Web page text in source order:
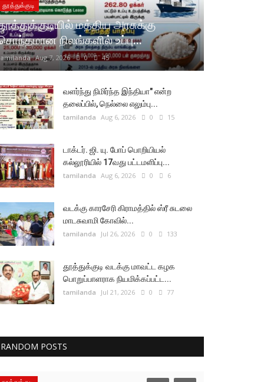
தூத்துக்குடி
மத்திய அரசுக்கு
நிலங்களில் உப்பு...
Aug 7, 2026 0 45
வளர்ந்து நிமிர்ந்த இந்தியா" என்ற
தலைப்பில், நெல்லை எலும்பு...
tamilanda Aug 6, 2026 0 15
டாக்டர். ஜி. யு. போப் பொறியியல்
கல்லூரியில் 17வது பட்டமளிப்பு...
tamilanda Aug 6, 2026 0 6
வடக்கு காரசேரி கிராமத்தில் ஸ்ரீ சுடலை
மாடசுவாமி கோவில்...
tamilanda Jul 26, 2026 0 133
தூத்துக்குடி வடக்கு மாவட்ட கழக
பொறுப்பாளராக நியமிக்கப்பட்ட...
tamilanda Jul 21, 2026 0 77
RANDOM POSTS